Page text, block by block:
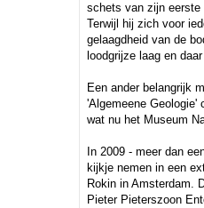
schets van zijn eerste
Terwijl hij zich voor
gelaagdheid van de
loodgrijze laag en
Een ander belangrijk
'Algemeene Geologie'
wat nu het Museum
In 2009 - meer dan
kijkje nemen in een
Rokin in Amsterdam.
Pieter Pieterszoon